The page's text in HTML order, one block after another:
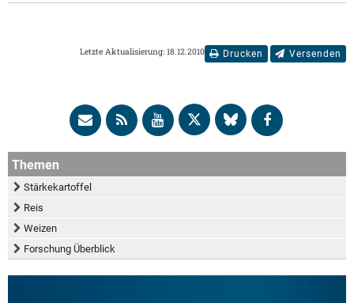
Drucken Versenden
Letzte Aktualisierung: 18.12.2010
Themen
Stärkekartoffel
Reis
Weizen
Forschung Überblick